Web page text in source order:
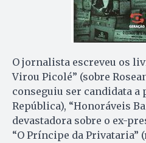
O jornalista escreveu os
Virou Picolé” (sobre
conseguiu ser candidata a
República), “Honoráveis
devastadora sobre o ex-
“O Príncipe da Privataria”